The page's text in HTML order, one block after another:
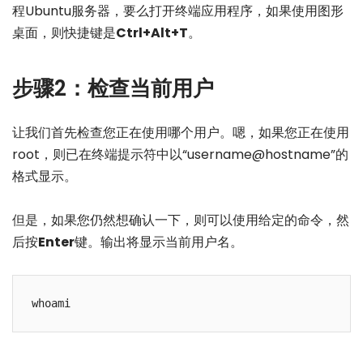
程Ubuntu服务器，要么打开终端应用程序，如果使用图形
桌面，则快捷键是Ctrl+Alt+T。
步骤2：检查当前用户
让我们首先检查您正在使用哪个用户。嗯，如果您正在使用
root，则已在终端提示符中以“username@hostname”的
格式显示。
但是，如果您仍然想确认一下，则可以使用给定的命令，然
后按Enter键。输出将显示当前用户名。
whoami